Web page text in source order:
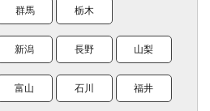
群馬 栃木
新潟 長野 山梨
富山 石川 福井